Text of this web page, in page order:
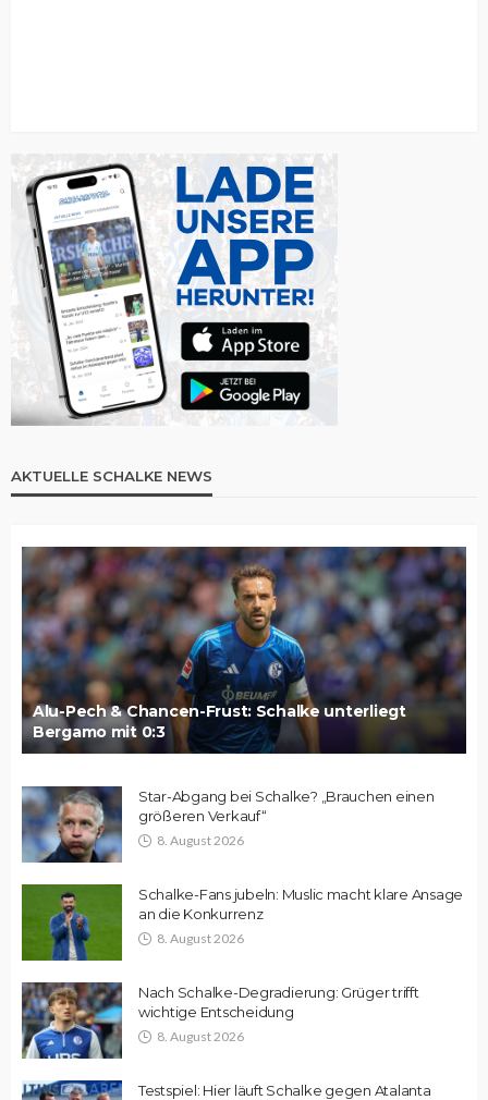
AKTUELLE SCHALKE NEWS
Alu-Pech & Chancen-Frust: Schalke unterliegt
Bergamo mit 0:3
Star-Abgang bei Schalke? „Brauchen einen
größeren Verkauf“
8. August 2026
Schalke-Fans jubeln: Muslic macht klare Ansage
an die Konkurrenz
8. August 2026
Nach Schalke-Degradierung: Grüger trifft
wichtige Entscheidung
8. August 2026
Testspiel: Hier läuft Schalke gegen Atalanta